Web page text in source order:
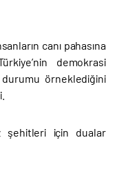
canı pahasına
demokrasi
örneklediğini
şehitleri için dualar